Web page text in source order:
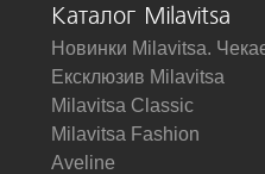
Каталог Milavitsa
Новинки Milavitsa.
Ексклюзив Milavitsa
Milavitsa Classic
Milavitsa Fashion
Aveline